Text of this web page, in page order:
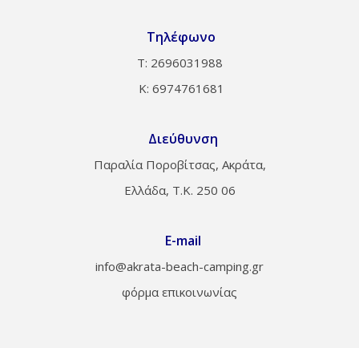
Τηλέφωνο
Τ: 2696031988
Κ: 6974761681
Διεύθυνση
Παραλία Ποροβίτσας, Ακράτα,
Ελλάδα, Τ.Κ. 250 06
E-mail
info@akrata-beach-camping.gr
φόρμα επικοινωνίας